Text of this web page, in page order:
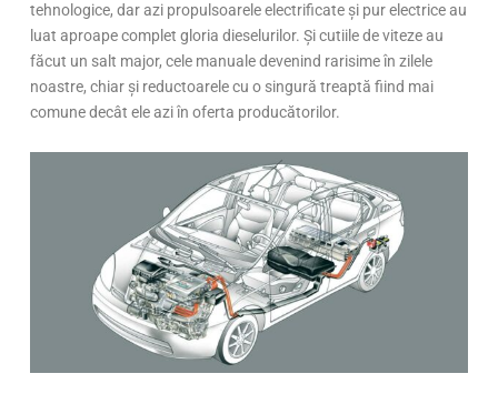
tehnologice, dar azi propulsoarele electrificate și pur electrice au
luat aproape complet gloria dieselurilor. Și cutiile de viteze au
făcut un salt major, cele manuale devenind rarisime în zilele
noastre, chiar și reductoarele cu o singură treaptă fiind mai
comune decât ele azi în oferta producătorilor.